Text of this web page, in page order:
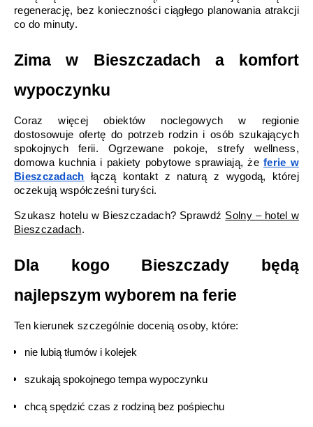
regenerację, bez konieczności ciągłego planowania atrakcji
co do minuty.
Zima w Bieszczadach a komfort
wypoczynku
Coraz więcej obiektów noclegowych w regionie
dostosowuje ofertę do potrzeb rodzin i osób szukających
spokojnych ferii. Ogrzewane pokoje, strefy wellness,
domowa kuchnia i pakiety pobytowe sprawiają, że ferie w
Bieszczadach łączą kontakt z naturą z wygodą, której
oczekują współcześni turyści.
Szukasz hotelu w Bieszczadach? Sprawdź Solny – hotel w
Bieszczadach.
Dla kogo Bieszczady będą
najlepszym wyborem na ferie
Ten kierunek szczególnie docenią osoby, które:
nie lubią tłumów i kolejek
szukają spokojnego tempa wypoczynku
chcą spędzić czas z rodziną bez pośpiechu